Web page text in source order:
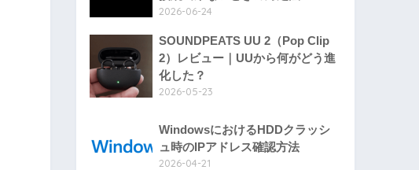
2026-06-24
SOUNDPEATS UU 2（Pop Clip
2）レビュー｜UUから何がどう進
化した？
2026-05-23
WindowsにおけるHDDクラッシ
ュ時のIPアドレス確認方法
2026-04-21